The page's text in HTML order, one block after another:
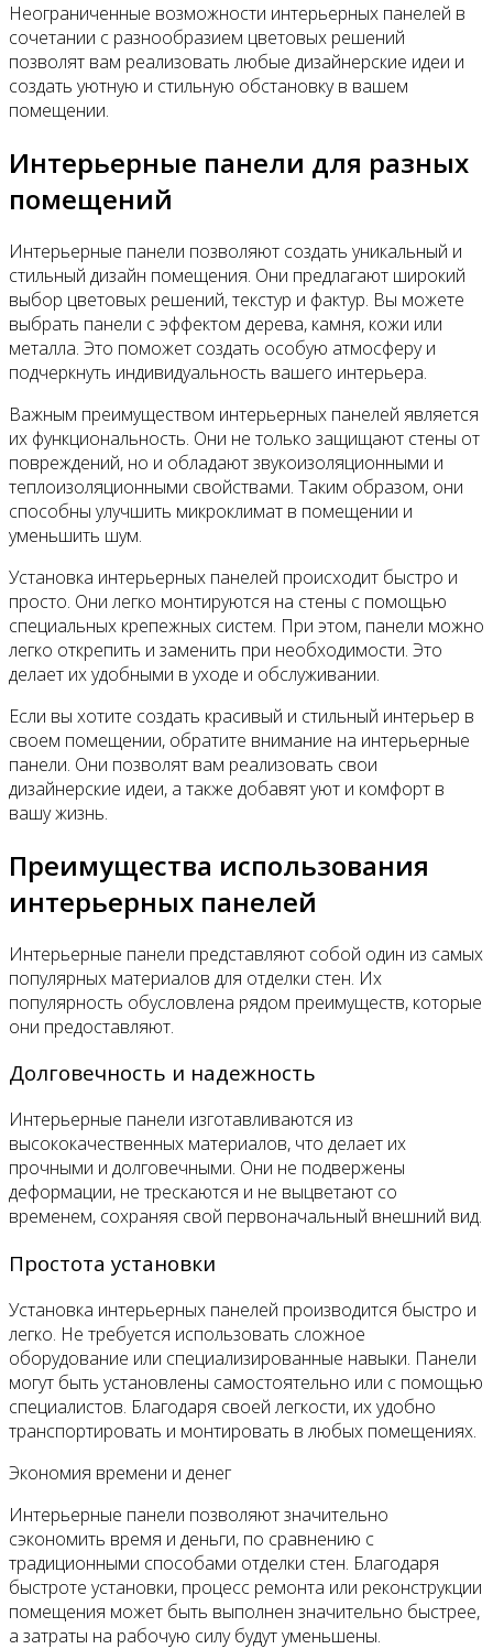
Неограниченные возможности интерьерных панелей в
сочетании с разнообразием цветовых решений
позволят вам реализовать любые дизайнерские идеи и
создать уютную и стильную обстановку в вашем
помещении.
Интерьерные панели для разных
помещений
Интерьерные панели позволяют создать уникальный и
стильный дизайн помещения. Они предлагают широкий
выбор цветовых решений, текстур и фактур. Вы можете
выбрать панели с эффектом дерева, камня, кожи или
металла. Это поможет создать особую атмосферу и
подчеркнуть индивидуальность вашего интерьера.
Важным преимуществом интерьерных панелей является
их функциональность. Они не только защищают стены от
повреждений, но и обладают звукоизоляционными и
теплоизоляционными свойствами. Таким образом, они
способны улучшить микроклимат в помещении и
уменьшить шум.
Установка интерьерных панелей происходит быстро и
просто. Они легко монтируются на стены с помощью
специальных крепежных систем. При этом, панели можно
легко открепить и заменить при необходимости. Это
делает их удобными в уходе и обслуживании.
Если вы хотите создать красивый и стильный интерьер в
своем помещении, обратите внимание на интерьерные
панели. Они позволят вам реализовать свои
дизайнерские идеи, а также добавят уют и комфорт в
вашу жизнь.
Преимущества использования
интерьерных панелей
Интерьерные панели представляют собой один из самых
популярных материалов для отделки стен. Их
популярность обусловлена рядом преимуществ, которые
они предоставляют.
Долговечность и надежность
Интерьерные панели изготавливаются из
высококачественных материалов, что делает их
прочными и долговечными. Они не подвержены
деформации, не трескаются и не выцветают со
временем, сохраняя свой первоначальный внешний вид.
Простота установки
Установка интерьерных панелей производится быстро и
легко. Не требуется использовать сложное
оборудование или специализированные навыки. Панели
могут быть установлены самостоятельно или с помощью
специалистов. Благодаря своей легкости, их удобно
транспортировать и монтировать в любых помещениях.
Экономия времени и денег
Интерьерные панели позволяют значительно
сэкономить время и деньги, по сравнению с
традиционными способами отделки стен. Благодаря
быстроте установки, процесс ремонта или реконструкции
помещения может быть выполнен значительно быстрее,
а затраты на рабочую силу будут уменьшены.